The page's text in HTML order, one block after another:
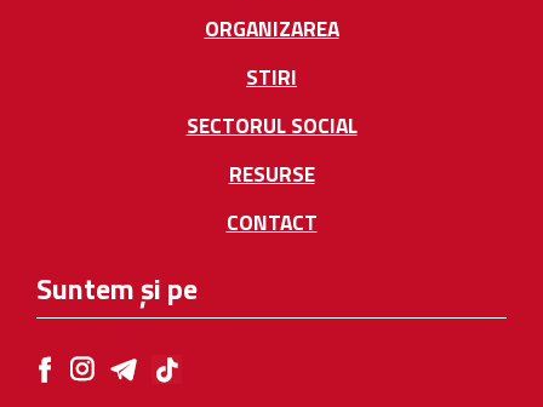
ORGANIZAREA
STIRI
SECTORUL SOCIAL
RESURSE
CONTACT
Suntem și pe